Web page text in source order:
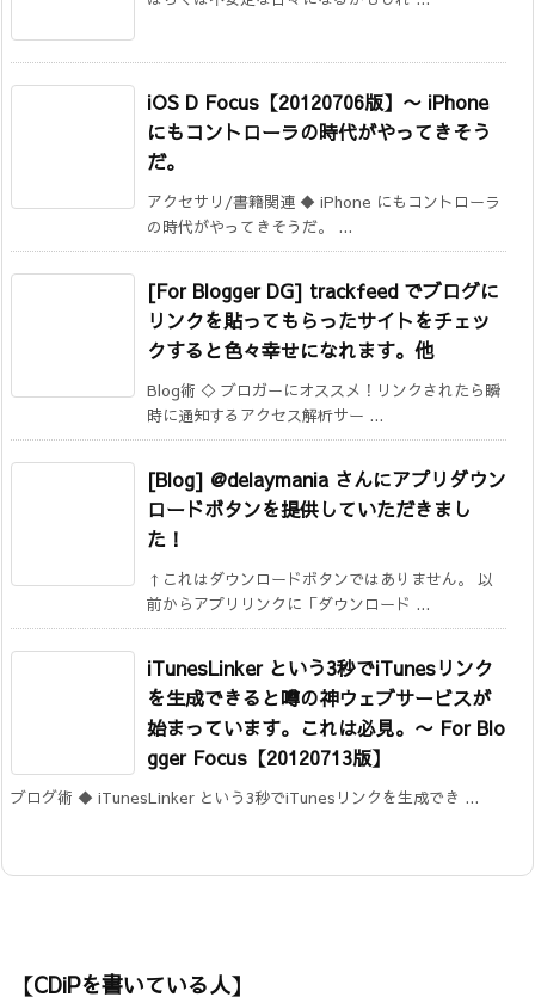
iOS D Focus【20120706版】 〜 iPhone
にもコントローラの時代がやってきそう
だ。
アクセサリ/書籍関連 ◆ iPhone にもコントローラ
の時代がやってきそうだ。 ...
[For Blogger DG] trackfeed でブログに
リンクを貼ってもらったサイトをチェッ
クすると色々幸せになれます。他
Blog術 ◇ ブロガーにオススメ！リンクされたら瞬
時に通知するアクセス解析サー ...
[Blog] @delaymania さんにアプリダウン
ロードボタンを提供していただきまし
た！
↑これはダウンロードボタンではありません。 以
前からアプリリンクに「ダウンロード ...
iTunesLinker という3秒でiTunesリンク
を生成できると噂の神ウェブサービスが
始まっています。これは必見。 〜 For Blo
gger Focus【20120713版】
ブログ術 ◆ iTunesLinker という3秒でiTunesリンクを生成でき ...
【CDiPを書いている人】